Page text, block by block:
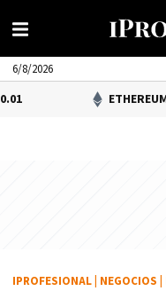
6/8/2026
ETHEREUM0.35%
IPROFESIONAL NEGOCIOS